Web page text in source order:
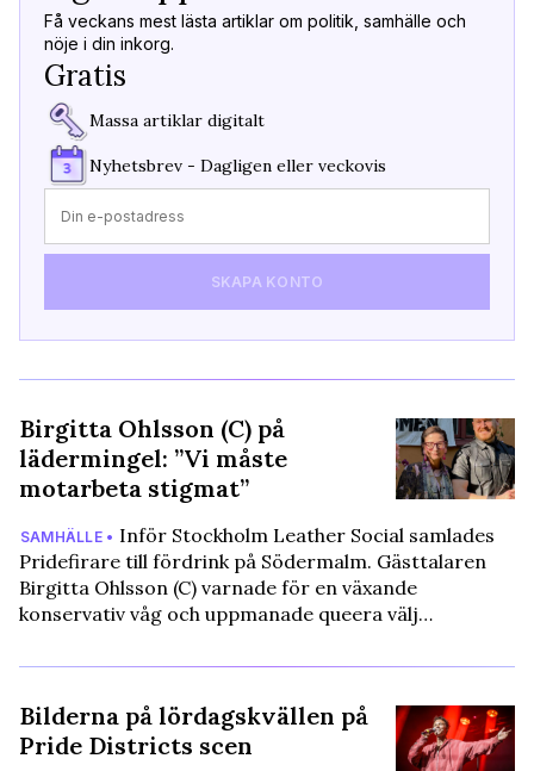
Få veckans mest lästa artiklar om politik, samhälle och
nöje i din inkorg.
Gratis
Massa artiklar digitalt
Nyhetsbrev - Dagligen eller veckovis
SKAPA KONTO
Birgitta Ohlsson (C) på
lädermingel: ”Vi måste
motarbeta stigmat”
SAMHÄLLE • Inför Stockholm Leather Social samlades
Pridefirare till fördrink på Södermalm. Gästtalaren
Birgitta Ohlsson (C) varnade för en växande
konservativ våg och uppmanade queera välj…
Bilderna på lördagskvällen på
Pride Districts scen